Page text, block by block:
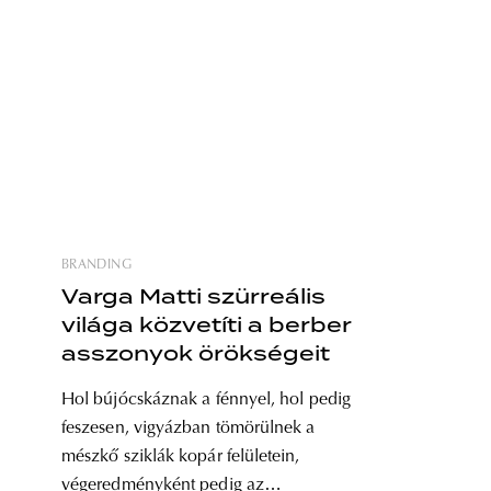
BRANDING
Varga Matti szürreális
világa közvetíti a berber
asszonyok örökségeit
Hol bújócskáznak a fénnyel, hol pedig
feszesen, vigyázban tömörülnek a
mészkő sziklák kopár felületein,
végeredményként pedig az